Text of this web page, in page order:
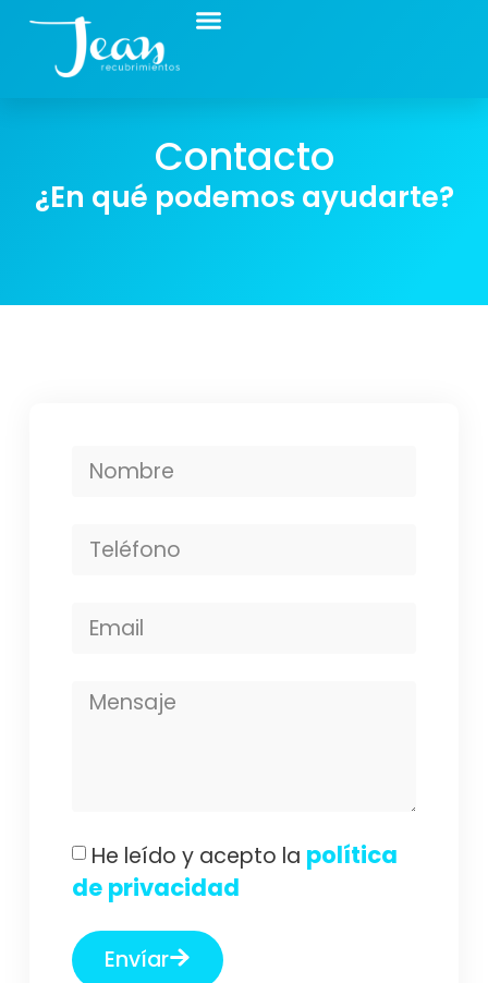
Contacto
¿En qué podemos ayudarte?
He leído y acepto la política
de privacidad
Envíar